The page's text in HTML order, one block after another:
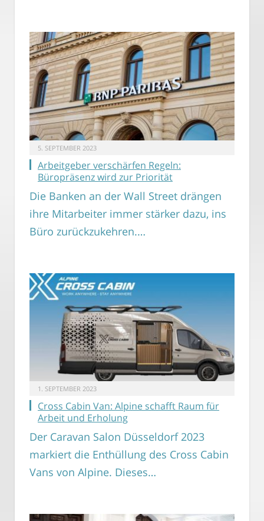
5. SEPTEMBER 2023
Arbeitgeber verschärfen Regeln:
Büropräsenz wird zur Priorität
Die Banken an der Wall Street drängen
ihre Mitarbeiter immer stärker dazu, ins
Büro zurückzukehren.…
1. SEPTEMBER 2023
Cross Cabin Van: Alpine schafft Raum für
Arbeit und Erholung
Der Caravan Salon Düsseldorf 2023
markiert die Enthüllung des Cross Cabin
Vans von Alpine. Dieses…